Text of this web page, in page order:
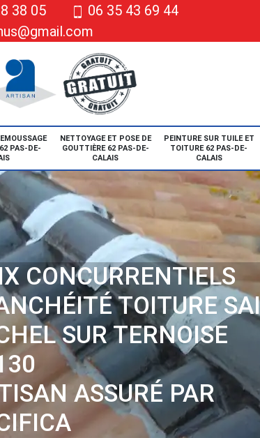
38 05
06 35 43 69 44
PAS-DE-
NETTOYAGE ET POSE DE
GOUTTIÈRE 62 PAS-DE-
CALAIS
PEINTURE SUR TUILE ET
TOITURE 62 PAS-DE-
CALAIS
CONCURRENTIELS
TOITURE
SUR TERNOISE
ASSURÉ PAR